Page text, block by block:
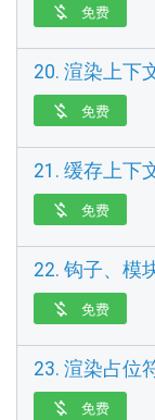
 免费
20. 渲染上下
 免费
21. 缓存上下
 免费
22. 钩子、模
 免费
23. 渲染占位
 免费